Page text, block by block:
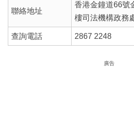
聯絡地址
香港金鐘道66號
樓司法機構政務
查詢電話 2867 2248
廣告